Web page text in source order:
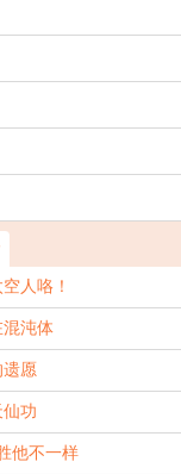
人咯！
混沌体
愿
功
他不一样